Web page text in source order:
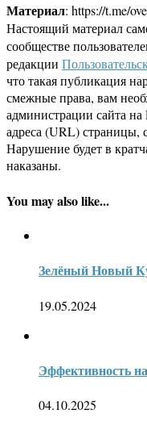
Материал: https://t.me/
Настоящий материал
сообществе
редакции
что такая публикация
смежные права, вам
администрации сайта
адреса (URL) страницы,
Нарушение будет в
наказаны.
You may also like...
Зелёный Новый
19.05.2024
Эффективность
04.10.2025